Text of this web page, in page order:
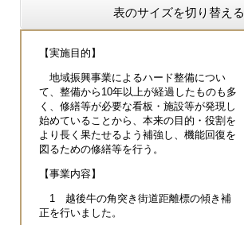
表のサイズを切り替える
【実施目的】
地域振興事業によるハード整備につい
て、整備から10年以上が経過したものも多
く、修繕等が必要な看板・施設等が発現し
始めていることから、本来の目的・役割を
より長く果たせるよう補強し、機能回復を
図るための修繕等を行う。
【事業内容】
1 越後牛の角突き街道距離標の傾き補
正を行いました。